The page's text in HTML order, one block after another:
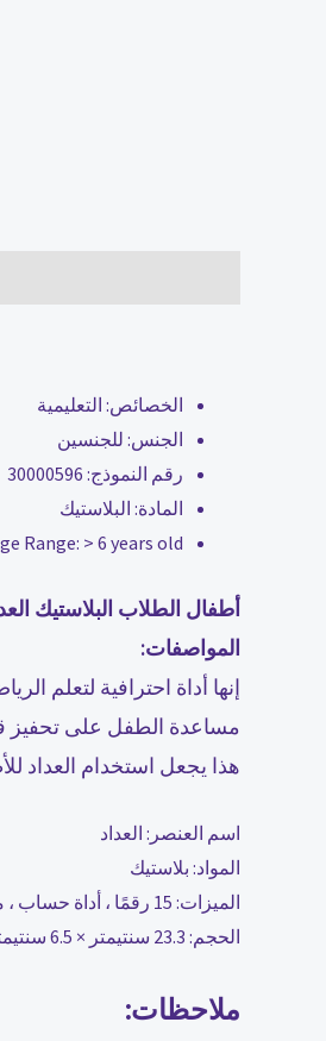
الخصائص: التعليمية
الجنس: للجنسين
رقم النموذج: 30000596
المادة: البلاستيك
Range: > 6 years old
أطفال الطلاب البلاستيك العداد 15 رقما العداد أداة حسابية الأطفال الرياضيات تعلم
المواصفات:
إنها أداة احترافية لتعلم
مساعدة الطفل على تحفيز
هذا يجعل استخدام العداد
اسم العنصر: العداد
المواد: بلاستيك
الميزات: 15 رقمًا ، أداة حساب ، مساعد تعلم الرياضيات
الحجم: 23.3 سنتيمتر × 6.5 سنتيمتر × 1.5 سنتيمتر/9.17 بوصة × 2.56 بوصة × 0.59 بوصة (تقريبًا)
ملاحظات: